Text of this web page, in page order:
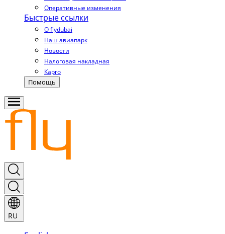
Оперативные изменения
Быстрые ссылки
О flydubai
Наш авиапарк
Новости
Налоговая накладная
Карго
Помощь
RU